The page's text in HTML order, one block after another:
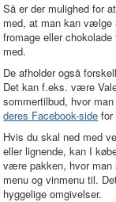
Så er der mulighed for
med, at man kan vælge
fromage eller
med.
De afholder også
Det kan f.eks. være
sommertilbud, hvor
deres Facebook-side for
Hvis du skal ned med
eller lignende, kan I
være pakken, hvor man
menu og vinmenu til.
hyggelige omgivelser.